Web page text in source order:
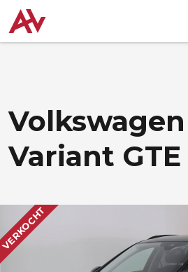
Variant GTE
VERKOCHT